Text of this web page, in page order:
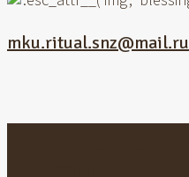
mku.ritual.snz@mail.ru